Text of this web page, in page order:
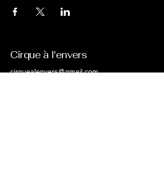
Cirque à l'envers
cirquealenvers@gmail.com